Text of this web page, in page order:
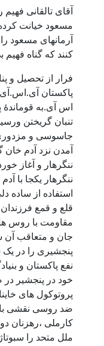
آقای تالقانی فهیم
مسعود خیانت
آرمانهای مسعود
کنند که گناه
فرار از تحصیل و
پاکستان
اس آی.به قوماندۀ
تنبان گریختن
جاسوسی و مزدوری
آمدن نزد آدم خان
ننگرهار و آغاز
ننگرهار یکجا با
استفاده از ساده
قلع و قمع
مقاومت با روس
پنجشیری را در
نفع پاکستان و
خود در پنجشیر در
پروتوکول های
ضد روسی نقشی
کارملی
ملل متحد را